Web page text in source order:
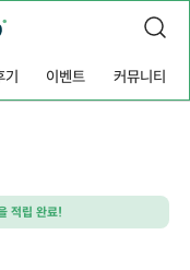
기 이벤트 커뮤니티
적립 완료!